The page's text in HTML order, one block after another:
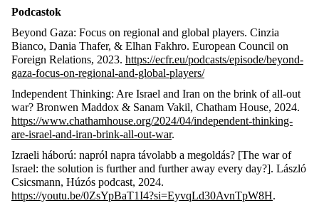
Podcastok
Beyond Gaza: Focus on regional and global players. Cinzia
Bianco, Dania Thafer, & Elhan Fakhro. European Council on
Foreign Relations, 2023. https://ecfr.eu/podcasts/episode/beyond-
gaza-focus-on-regional-and-global-players/
Independent Thinking: Are Israel and Iran on the brink of all-out
war? Bronwen Maddox & Sanam Vakil, Chatham House, 2024.
https://www.chathamhouse.org/2024/04/independent-thinking-
are-israel-and-iran-brink-all-out-war.
Izraeli háború: napról napra távolabb a megoldás? [The war of
Israel: the solution is further and further away every day?]. László
Csicsmann, Húzós podcast, 2024.
https://youtu.be/0ZsYpBaT1I4?si=EyvqLd30AvnTpW8H.